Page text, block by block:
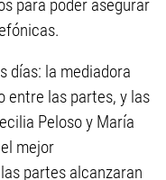
para poder asegurar
días: la mediadora
entre las partes, y las
Peloso y María
mejor
partes alcanzaran